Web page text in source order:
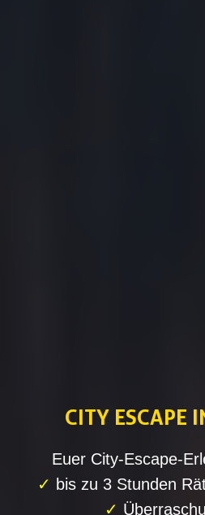
CITY ESCAPE
Euer City-Escape-
✓ bis zu 3 Stunden
✓